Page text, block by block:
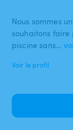
Nous sommes
souhaitons
piscine sans…
Voir le profil